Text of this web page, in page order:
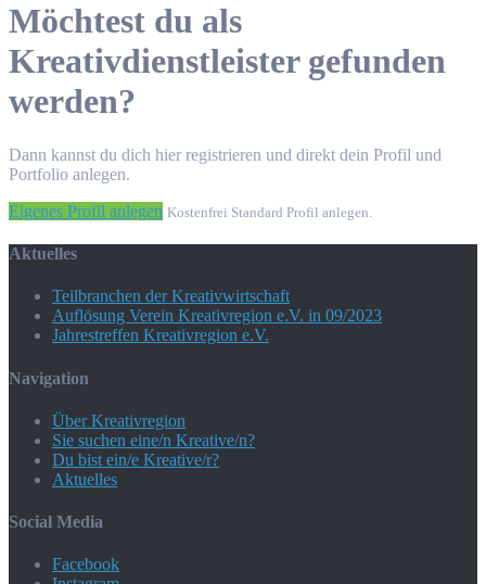
Möchtest du als
Kreativdienstleister gefunden
werden?
Dann kannst du dich hier registrieren und direkt dein Profil und
Portfolio anlegen.
Eigenes Profil anlegen Kostenfrei Standard Profil anlegen.
Aktuelles
Teilbranchen der Kreativwirtschaft
Auflösung Verein Kreativregion e.V. in 09/2023
Jahrestreffen Kreativregion e.V.
Navigation
Über Kreativregion
Sie suchen eine/n Kreative/n?
Du bist ein/e Kreative/r?
Aktuelles
Social Media
Facebook